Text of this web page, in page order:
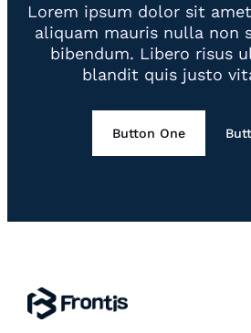
Lorem ipsum dolor sit
aliquam mauris nulla non
bibendum. Libero risus
blandit quis justo
Button One